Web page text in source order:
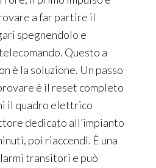
a far partire il
spegnendolo e
Questo a
è la soluzione. Un passo
è il reset completo
il quadro elettrico
dedicato all’impianto
poi riaccendi. È una
transitori e può